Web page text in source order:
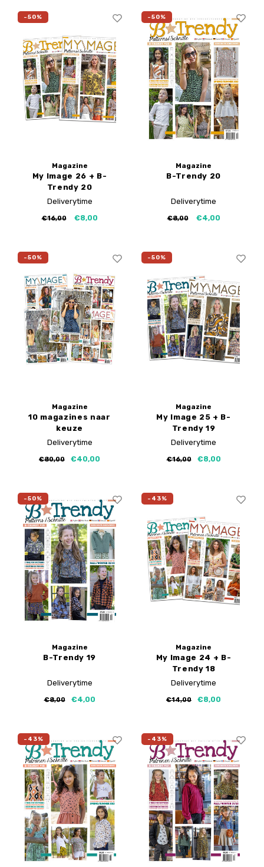
-50%
Magazine
My Image 26 + B-
Trendy 20
Deliverytime
€16,00 €8,00
-50%
Magazine
B-Trendy 20
Deliverytime
€8,00 €4,00
-50%
Magazine
10 magazines naar
keuze
Deliverytime
€80,00 €40,00
-50%
Magazine
My Image 25 + B-
Trendy 19
Deliverytime
€16,00 €8,00
-50%
Magazine
B-Trendy 19
Deliverytime
€8,00 €4,00
-43%
Magazine
My Image 24 + B-
Trendy 18
Deliverytime
€14,00 €8,00
-43% -43%